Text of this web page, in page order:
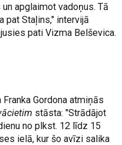
apglaimot vadoņus. Tā
pat Staļins," intervijā
pati Vizma Belševica.
Gordona atmiņās
stāsta: "Strādājot
no plkst. 12 līdz 15
ielā, kur šo avīzi salika